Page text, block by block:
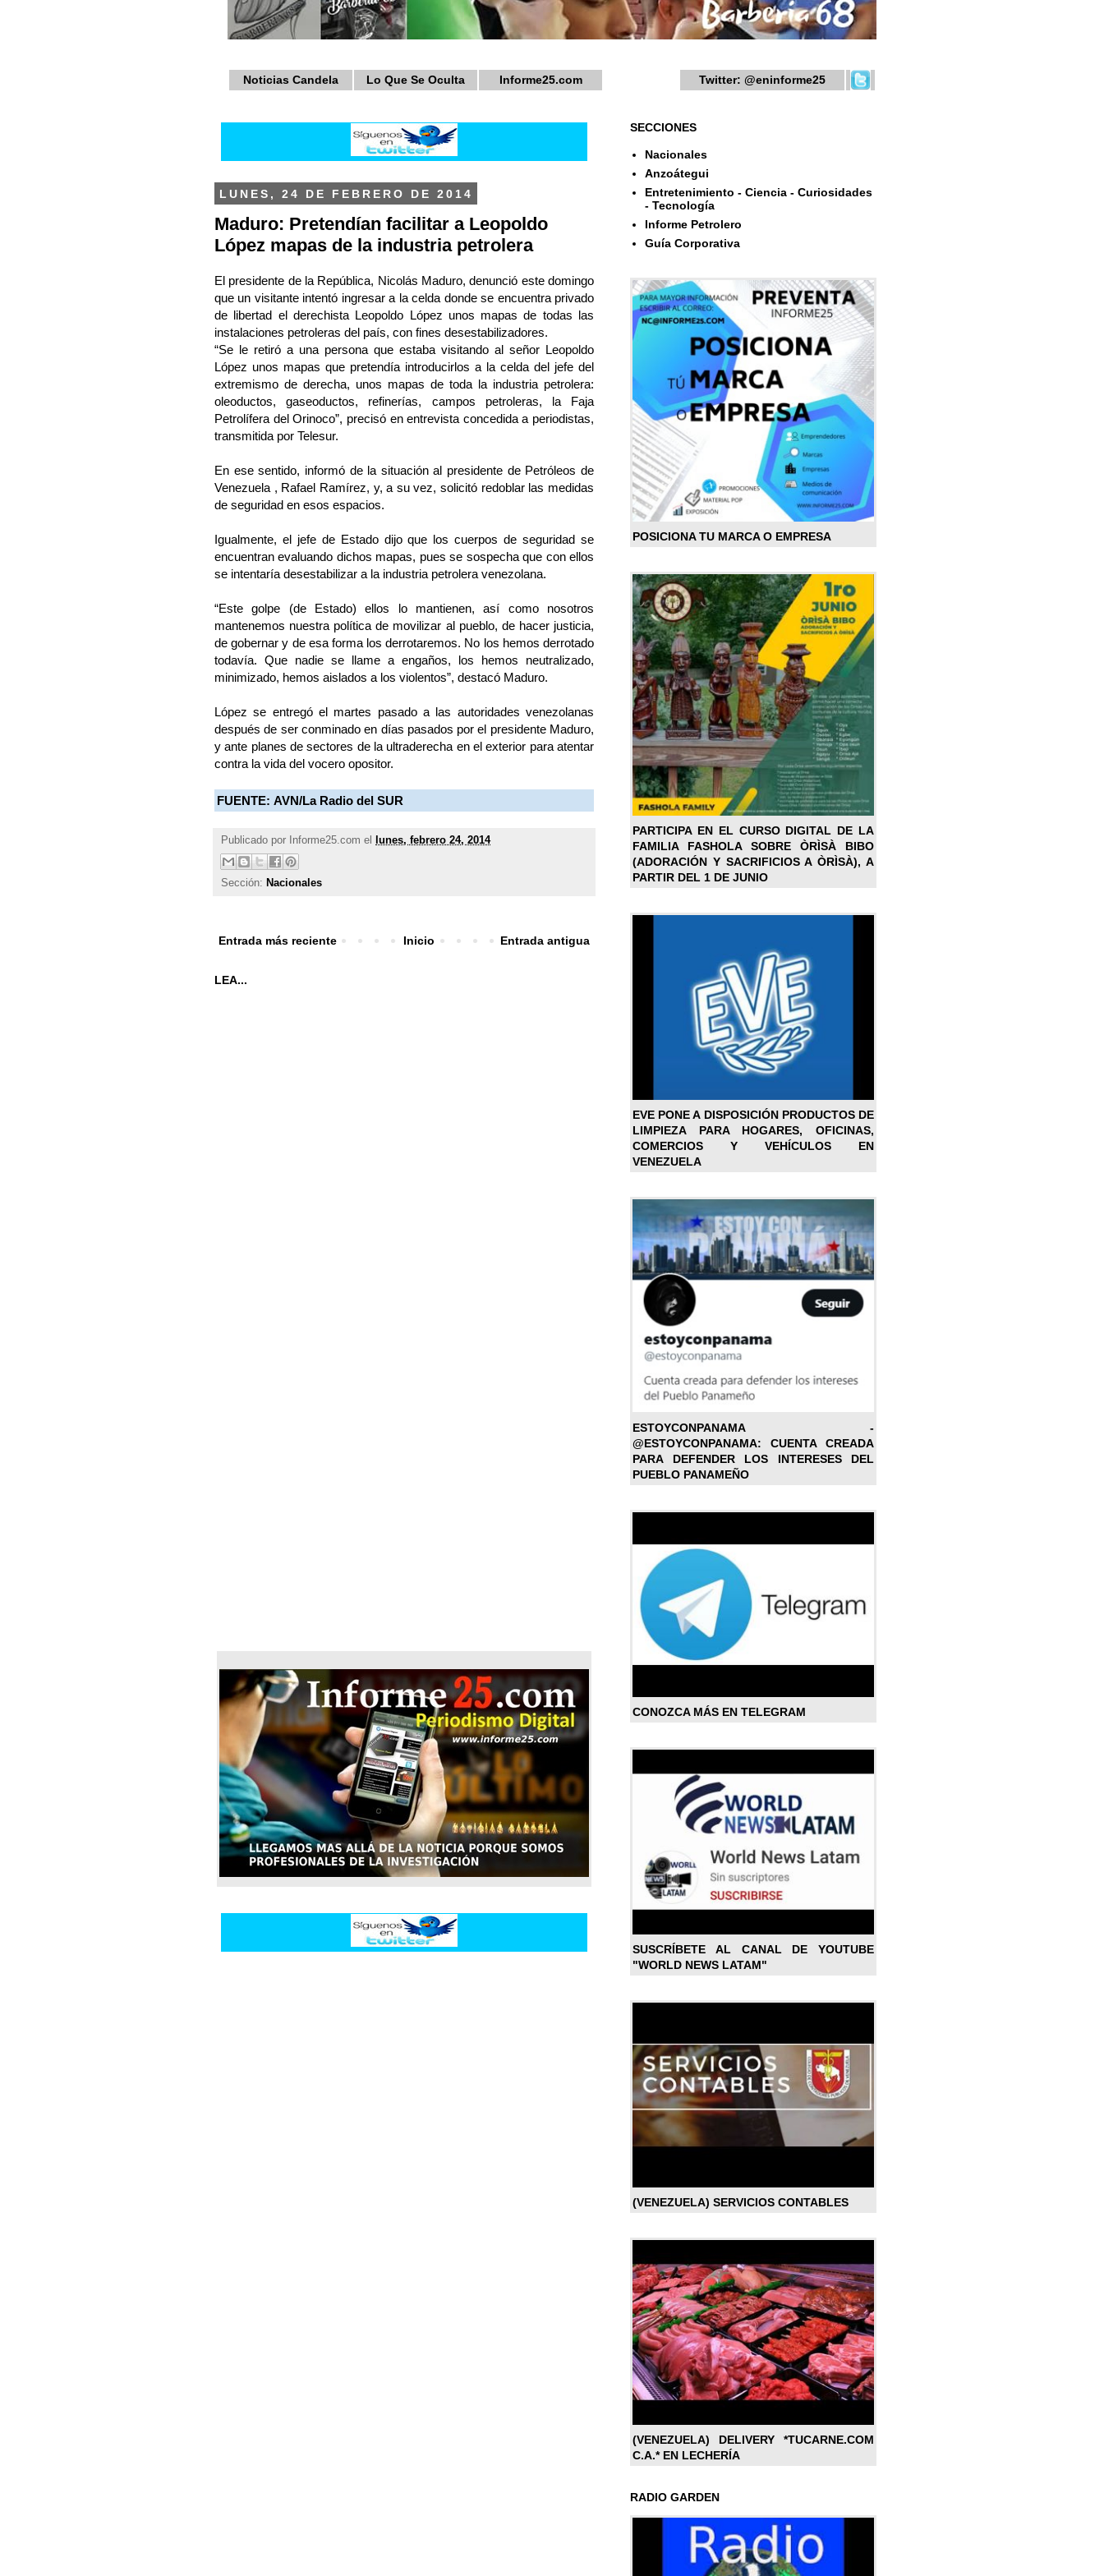
Noticias Candela Lo Que Se Oculta Informe25.com Twitter: @eninforme25
LUNES, 24 DE FEBRERO DE 2014
Maduro: Pretendían facilitar a Leopoldo
López mapas de la industria petrolera
El presidente de la República, Nicolás Maduro, denunció este domingo
que un visitante intentó ingresar a la celda donde se encuentra privado
de libertad el derechista Leopoldo López unos mapas de todas las
instalaciones petroleras del país, con fines desestabilizadores.
“Se le retiró a una persona que estaba visitando al señor Leopoldo
López unos mapas que pretendía introducirlos a la celda del jefe del
extremismo de derecha, unos mapas de toda la industria petrolera:
oleoductos, gaseoductos, refinerías, campos petroleras, la Faja
Petrolífera del Orinoco”, precisó en entrevista concedida a periodistas,
transmitida por Telesur.
En ese sentido, informó de la situación al presidente de Petróleos de
Venezuela , Rafael Ramírez, y, a su vez, solicitó redoblar las medidas
de seguridad en esos espacios.
Igualmente, el jefe de Estado dijo que los cuerpos de seguridad se
encuentran evaluando dichos mapas, pues se sospecha que con ellos
se intentaría desestabilizar a la industria petrolera venezolana.
“Este golpe (de Estado) ellos lo mantienen, así como nosotros
mantenemos nuestra política de movilizar al pueblo, de hacer justicia,
de gobernar y de esa forma los derrotaremos. No los hemos derrotado
todavía. Que nadie se llame a engaños, los hemos neutralizado,
minimizado, hemos aislados a los violentos”, destacó Maduro.
López se entregó el martes pasado a las autoridades venezolanas
después de ser conminado en días pasados por el presidente Maduro,
y ante planes de sectores de la ultraderecha en el exterior para atentar
contra la vida del vocero opositor.
FUENTE: AVN/La Radio del SUR
Publicado por Informe25.com el lunes, febrero 24, 2014
Sección: Nacionales
Entrada más reciente Entrada antigua
Inicio
LEA...
SECCIONES
Nacionales
Anzoátegui
Entretenimiento - Ciencia - Curiosidades
- Tecnología
Informe Petrolero
Guía Corporativa
POSICIONA TU MARCA O EMPRESA
PARTICIPA EN EL CURSO DIGITAL DE LA
FAMILIA FASHOLA SOBRE ÒRÌSÀ BIBO
(ADORACIÓN Y SACRIFICIOS A ÒRÌSÀ), A
PARTIR DEL 1 DE JUNIO
EVE PONE A DISPOSICIÓN PRODUCTOS DE
LIMPIEZA PARA HOGARES, OFICINAS,
COMERCIOS Y VEHÍCULOS EN
VENEZUELA
ESTOYCONPANAMA -
@ESTOYCONPANAMA: CUENTA CREADA
PARA DEFENDER LOS INTERESES DEL
PUEBLO PANAMEÑO
CONOZCA MÁS EN TELEGRAM
SUSCRÍBETE AL CANAL DE YOUTUBE
"WORLD NEWS LATAM"
(VENEZUELA) SERVICIOS CONTABLES
(VENEZUELA) DELIVERY *TUCARNE.COM
C.A.* EN LECHERÍA
RADIO GARDEN